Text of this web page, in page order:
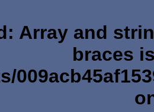
: Array and
braces